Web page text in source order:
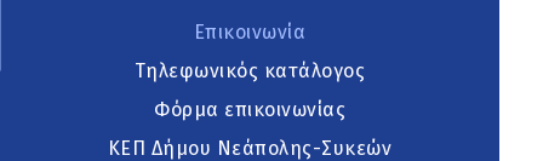
Επικοινωνία
Τηλεφωνικός κατάλογος
Φόρμα επικοινωνίας
ΚΕΠ Δήμου Νεάπολης-Συκεών